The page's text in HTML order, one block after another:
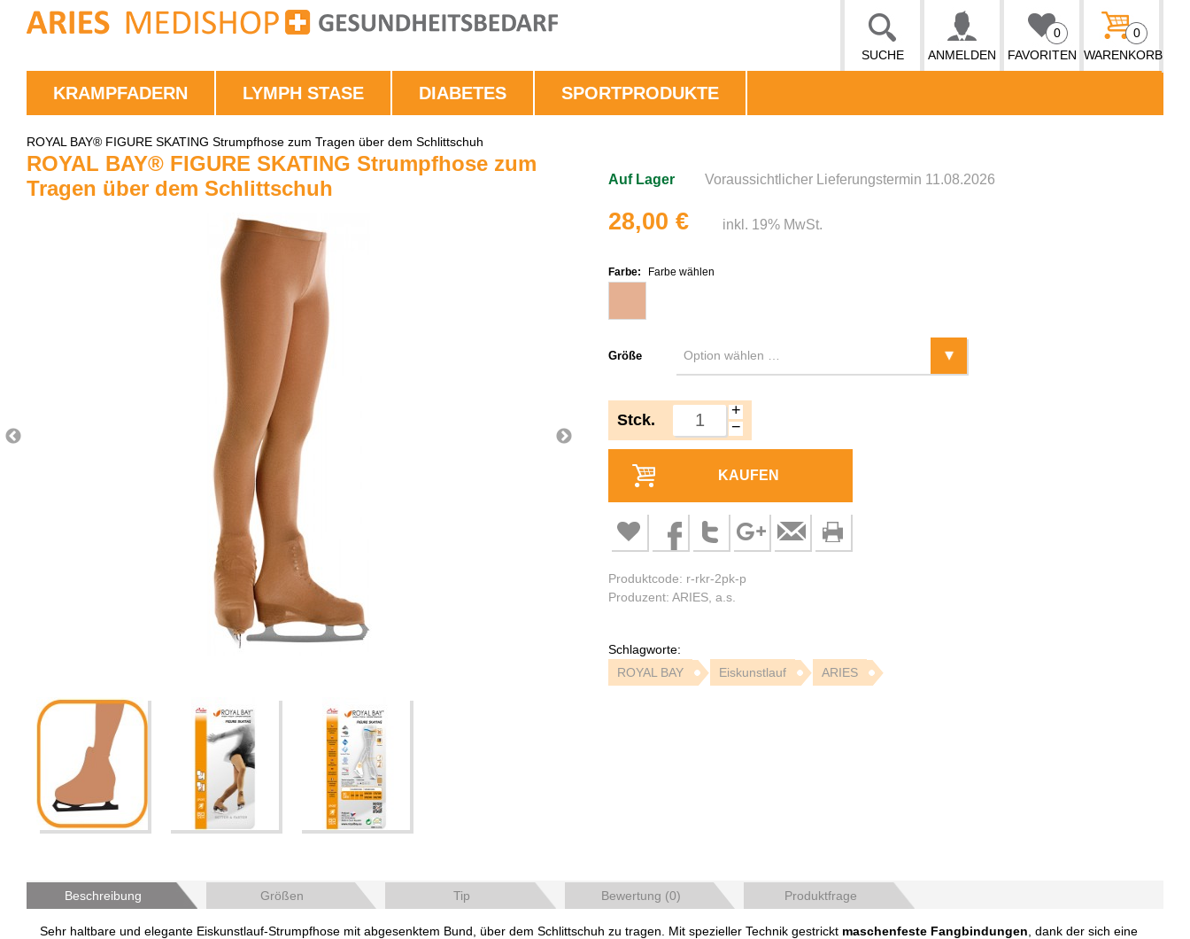
SUCHE ANMELDEN FAVORITEN
0
WARENKORB
0
KRAMPFADERN LYMPH STASE DIABETES SPORTPRODUKTE
ROYAL BAY® FIGURE SKATING Strumpfhose zum Tragen über dem Schlittschuh
ROYAL BAY® FIGURE SKATING Strumpfhose zum
Tragen über dem Schlittschuh
Auf Lager Voraussichtlicher Lieferungstermin 11.08.2026
28,00 € inkl. 19% MwSt.
Farbe: Farbe wählen
Größe
Stck.
+
−
KAUFEN
Produktcode: r-rkr-2pk-p
Produzent: ARIES, a.s.
Schlagworte:
ROYAL BAY
Eiskunstlauf ARIES
Beschreibung Größen Tip Bewertung (0) Produktfrage
Sehr haltbare und elegante Eiskunstlauf-Strumpfhose mit abgesenktem Bund, über dem Schlittschuh zu tragen. Mit spezieller Technik gestrickt maschenfeste Fangbindungen , dank der sich eine